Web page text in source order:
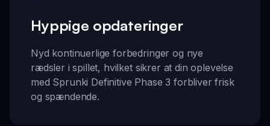
Hyppige opdateringer
Nyd kontinuerlige forbedringer og nye
rædsler i spillet, hvilket sikrer at din oplevelse
med Sprunki Definitive Phase 3 forbliver frisk
og spændende.